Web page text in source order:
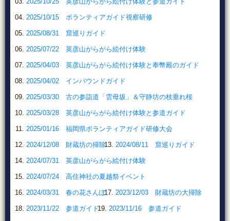
2025/10/15 ボランティアガイド視察研修
2025/08/31 窟巡りガイド
2025/07/22 英彦山がらがら絵付け体験
2025/04/03 英彦山がらがら絵付け体験と奉幣殿のガイド
2025/04/02 インバウンドガイド
2025/03/30 古の参詣道「雲母坂」＆守静坊の枝垂れ桜
2025/03/28 英彦山がらがら絵付け体験と参道ガイド
2025/01/16 福岡県ボランティアガイド研修大会
2024/12/08 財蔵坊の掃除 2024/08/11 窟巡りガイド
2024/07/31 英彦山がらがら絵付け体験
2024/07/24 高住神社の夏越祭イベント
2024/03/31 春の花さんぽ 2023/12/03 財蔵坊の大掃除
2023/11/22 参道ガイド 2023/11/16 参道ガイド